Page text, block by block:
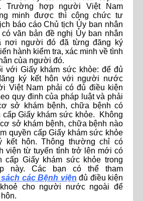
Trường hợp người Việt Nam
minh được thì công chức tư
báo cáo Chủ tịch Ủy ban nhân
văn bản đề nghị Ủy ban nhân
nơi người đó đã từng đăng ký
hành kiểm tra, xác minh về tình
của người đó.
với Giấy khám sức khỏe: để đủ
ký kết hôn với người nước
Việt Nam phải có đủ điều kiện
quy đinh của pháp luật và phải
sở khám bệnh, chữa bệnh có
cấp Giấy khám sức khỏe.
Không
sở khám bệnh, chữa bệnh nào
quyền cấp Giấy khám sức khỏe
kết hôn. Thông thường chỉ có
viện từ tuyến tỉnh trở lên mới có
cấp Giấy khám sức khỏe trong
này. Các bạn có thể tham
các Bệnh viện đủ điều kiện
cho người nước ngoài để